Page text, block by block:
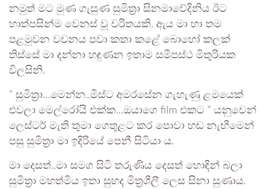
නමුත් මට මුණ ගැසුණ සුමිත්‍රා සිනමාවේදිනිය ඊට
හාත්පසින්ම වෙනස් වූ චරිතයකි. ඇය මා හා තම
පළමුවන වචනය පවා කතා කළේ බොහෝ කලක්
තිස්සේ මා දන්නා හඳුණන ඉතාම සමීපස්ථ මිතුරියක
විලසිනි.
” සුමිත්‍රා…මෙන්න..මිස්ට අමරසේන ගැහැණු ළමයෙක්
එවලා මෙල්රෝයි එක්ක…ඔයාගෙ film එකට ” යනුවෙන්
ලෙස්ටර් මැති තුමා ගෙතුළට කර පොවා හඬ නැඟීමෙන්
පසු සුමිත්‍රා මා ඉදිරියේ පෙනී සිටියා ය.
මා දෙසත්..මා සමග සිටි තරුණිය දෙසත් හොඳින් බලා
සුමිත්‍රා මහත්මිය ඉතා සුහද මිත්‍රශීලී ලෙස සිනා සුණාය.